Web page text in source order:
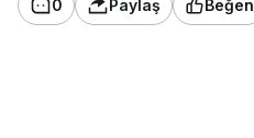
0 Paylaş Beğen